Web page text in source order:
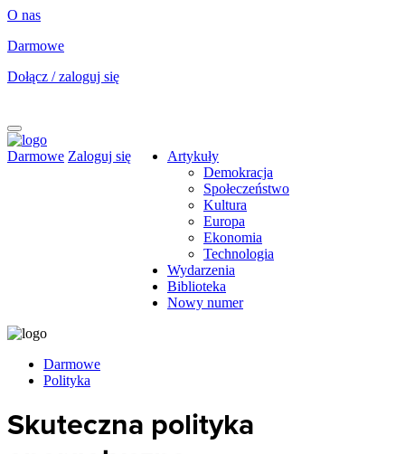
O nas
Darmowe
Dołącz / zaloguj się
Darmowe Zaloguj się
Artykuły
Demokracja
Społeczeństwo
Kultura
Europa
Ekonomia
Technologia
Wydarzenia
Biblioteka
Nowy numer
Darmowe
Polityka
Skuteczna polityka